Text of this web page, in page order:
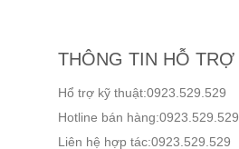
THÔNG TIN HỖ TRỢ
Hổ trợ kỹ thuật:0923.529.529
Hotline bán hàng:0923.529.529
Liên hệ hợp tác:0923.529.529